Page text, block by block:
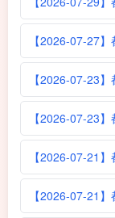
【2026-07-27
【2026-07-23
【2026-07-23
【2026-07-21
【2026-07-21